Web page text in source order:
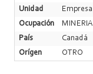
Unidad
Empresa
Ocupación
MINERIA
País
Canadá
Orígen
OTRO